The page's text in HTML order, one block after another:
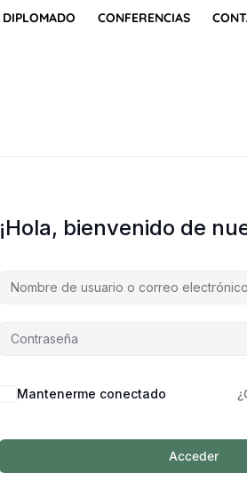
DIPLOMADO CONFERENCIAS
¡Hola, bienvenido de
Mantenerme conectado
Acceder